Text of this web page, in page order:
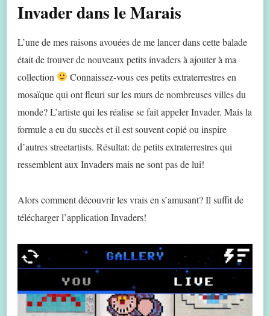
Invader dans le Marais
L’une de mes raisons avouées de me lancer dans cette balade
était de trouver de nouveaux petits invaders à ajouter à ma
collection
Connaissez-vous ces petits extraterrestres en
mosaïque qui ont fleuri sur les murs de nombreuses villes du
monde? L’artiste qui les réalise se fait appeler Invader. Mais la
formule a eu du succès et il est souvent copié ou inspire
d’autres streetartists. Résultat: de petits extraterrestres qui
ressemblent aux Invaders mais ne sont pas de lui!
Alors comment découvrir les vrais en s’amusant? Il suffit de
télécharger l’application Invaders!